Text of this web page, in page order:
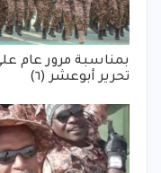
بمناسبة مرور عام
تحرير أبوعشر (٦)